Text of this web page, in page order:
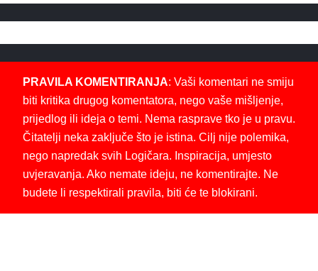
PRAVILA KOMENTIRANJA: Vaši komentari ne smiju
biti kritika drugog komentatora, nego vaše mišljenje,
prijedlog ili ideja o temi. Nema rasprave tko je u pravu.
Čitatelji neka zaključe što je istina. Cilj nije polemika,
nego napredak svih Logičara. Inspiracija, umjesto
uvjeravanja. Ako nemate ideju, ne komentirajte. Ne
budete li respektirali pravila, biti će te blokirani.